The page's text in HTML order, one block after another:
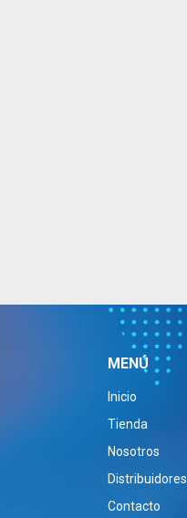
MENÚ
Inicio
Tienda
Nosotros
Distribuidores
Contacto